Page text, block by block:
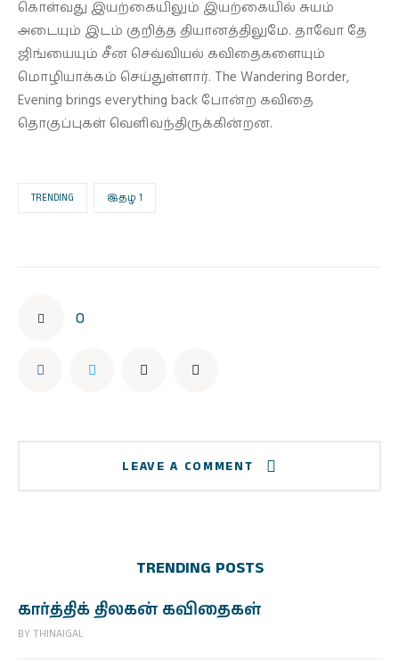
கொள்வது இயற்கையிலும் இயற்கையில் சுயம்
அடையும் இடம் குறித்த தியானத்திலுமே. தாவோ தே
ஜிங்யையும் சீன செவ்வியல் கவிதைகளையும்
மொழியாக்கம் செய்துள்ளார். The Wandering Border,
Evening brings everything back போன்ற கவிதை
தொகுப்புகள் வெளிவந்திருக்கின்றன.
TRENDING இதழ் 1
0
LEAVE A COMMENT
TRENDING POSTS
கார்த்திக் திலகன் கவிதைகள்
BY THINAIGAL